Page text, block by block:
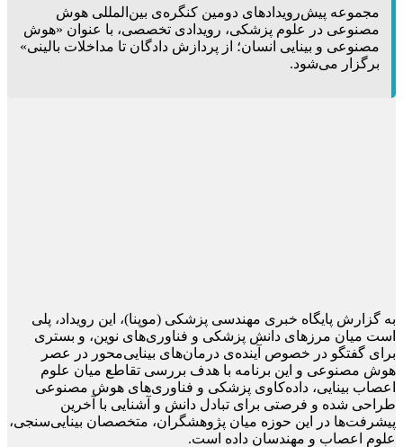
مجموعه پیش‌رویدادهای دومین کنگره‌ی بین‌المللی هوش
مصنوعی در علوم پزشکی، رویدادی تخصصی، با عنوان «هوش
مصنوعی و بینایی انسان؛ از پردازش دادگان تا مداخلات بالینی»
برگزار می‌شود.
به گزارش پایگاه خبری مهندسی پزشکی (موپنا)، این رویداد، پلی
است میان مرزهای دانش پزشکی و فناوری‌های نوین، و بستری
برای گفتگو در خصوص آینده‌ی درمان‌های بینایی‌محور در عصر
هوش مصنوعی و این برنامه با هدف بررسی تقاطع میان علوم
اعصاب بینایی، داده‌کاوی پزشکی و فناوری‌های هوش مصنوعی
طراحی شده و فرصتی برای تبادل دانش و آشنایی با آخرین
پیشرفت‌ها در این حوزه میان پژوهشگران، متخصصان بینایی‌سنجی،
علوم اعصاب و مهندسان داده است.